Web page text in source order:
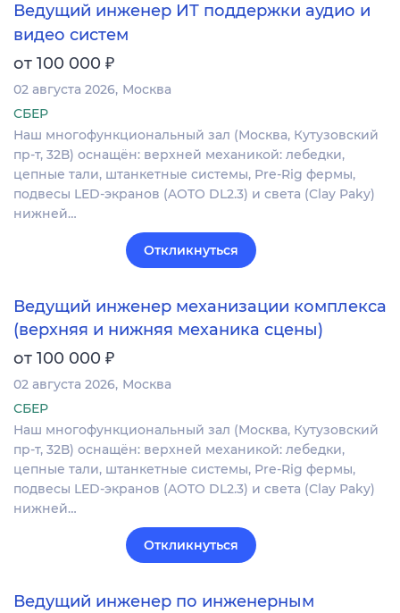
Ведущий инженер ИТ поддержки аудио и
видео систем
от 100 000 ₽
02 августа 2026 Москва
СБЕР
Наш многофункциональный зал (Москва, Кутузовский
пр-т, 32В) оснащён: верхней механикой: лебедки,
цепные тали, штанкетные системы, Pre-Rig фермы,
подвесы LED-экранов (AOTO DL2.3) и света (Clay Paky)
нижней…
Откликнуться
Ведущий инженер механизации комплекса
(верхняя и нижняя механика сцены)
от 100 000 ₽
02 августа 2026 Москва
СБЕР
Наш многофункциональный зал (Москва, Кутузовский
пр-т, 32В) оснащён: верхней механикой: лебедки,
цепные тали, штанкетные системы, Pre-Rig фермы,
подвесы LED-экранов (AOTO DL2.3) и света (Clay Paky)
нижней…
Откликнуться
Ведущий инженер по инженерным